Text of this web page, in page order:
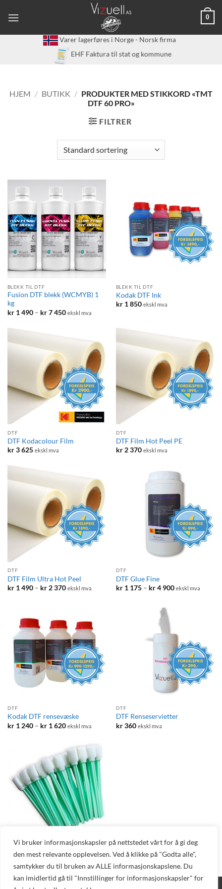
Vi bruker informasjonskapsler på nettstedet vårt for å gi deg
den mest relevante opplevelsen. Ved å klikke på "Godta alle",
samtykker du til bruken av ALLE informasjonskapslene. Du
kan imidlertid gå til "Innstillinger for informasjonskapsler" for
0
Varer lagerføres i Norge - Norsk firma
EHF Faktura til stat og kommune
HJEM / BUTIKK / PRODUKTER MED STIKKORD «TMT
DTF 60 PRO»
FILTRER
BLEKK TIL DTF
Fusion DTF blekk (WCMYB) 1
kg
kr1 490 – kr7 450Prisområde:
kr 7
ekskl mva
BLEKK TIL DTF
Kodak DTF Ink
kr1 850 ekskl mva
DTF
DTF Kodacolour Film
kr3 625 ekskl mva
DTF
DTF Film Hot Peel PE
kr2 370 ekskl mva
DTF
DTF Film Ultra Hot Peel
kr1 490 – kr2 370Prisområde:
370
ekskl mva
DTF
DTF Glue Fine
kr1 175 – kr4 900Prisområde:
ekskl mva
DTF
Kodak DTF rensevæske
kr1 240 – kr1 620Prisområde:
kr 1
620
ekskl mva
DTF
DTF Renseservietter
kr360 ekskl mva
DTF FORBRUKSARTIKLER
DTF Rensepinner
kr590 ekskl mva